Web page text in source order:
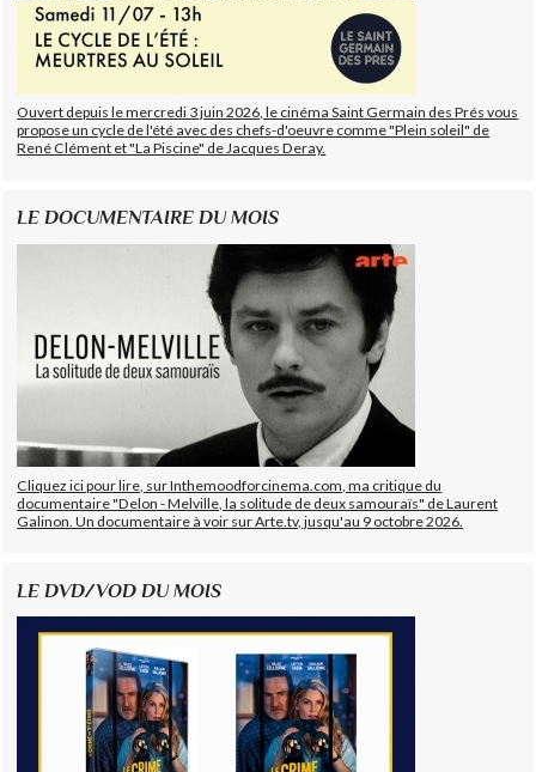
Ouvert depuis le mercredi 3 juin 2026, le cinéma Saint Germain des Prés vous
propose un cycle de l'été avec des chefs-d'oeuvre comme "Plein soleil" de
René Clément et "La Piscine" de Jacques Deray.
LE DOCUMENTAIRE DU MOIS
Cliquez ici pour lire, sur Inthemoodforcinema.com, ma critique du
documentaire "Delon - Melville, la solitude de deux samouraïs" de Laurent
Galinon. Un documentaire à voir sur Arte.tv, jusqu'au 9 octobre 2026.
LE DVD/VOD DU MOIS